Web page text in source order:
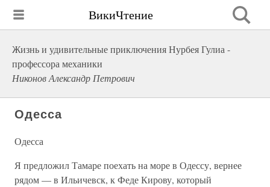
ВикиЧтение
Жизнь и удивительные приключения Нурбея Гулиа -
профессора механики
Никонов Александр Петрович
Одесса
Одесса
Я предложил Тамаре поехать на море в Одессу, вернее
рядом — в Ильичевск, к Феде Кирову, который